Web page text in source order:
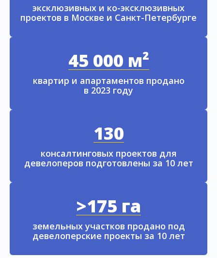
эксклюзивных и ко-эксклюзивных
проектов в Москве и Санкт-Петербурге
45 000 м²
квартир и апартаментов продано
в 2023 году
130
консалтинговых проектов для
девелоперов подготовлены за 10 лет
>175 га
земельных участков продано под
девелоперские проекты за 10 лет